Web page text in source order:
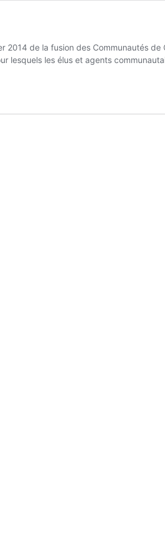
2014 de la fusion des Communautés
lesquels les élus et agents